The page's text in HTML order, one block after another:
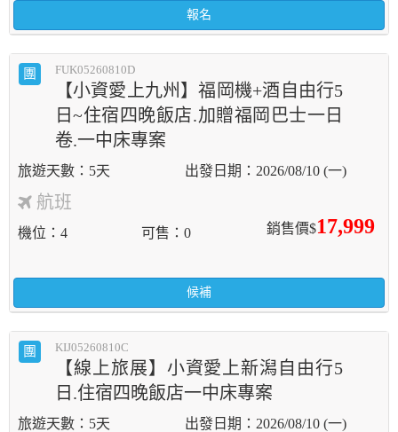
報名
團 FUK05260810D
【小資愛上九州】福岡機+酒自由行5
日~住宿四晚飯店.加贈福岡巴士一日
卷.一中床專案
5天 2026/08/10 (一)
航班
銷售價$17,999
機位 4 可售 0
候補
團 KIJ05260810C
【線上旅展】小資愛上新潟自由行5
日.住宿四晚飯店一中床專案
5天 2026/08/10 (一)